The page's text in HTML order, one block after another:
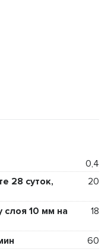
0,4
28 суток,
20
слоя 10 мм на
18
60